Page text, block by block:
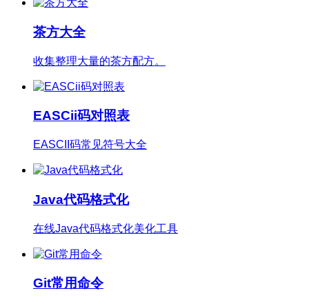
茶方大全
收集整理大量的茶方配方。
EASCii码对照表
EASCII码常见符号大全
Java代码格式化
在线Java代码格式化美化工具
Git常用命令